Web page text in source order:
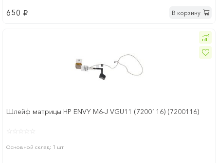
650 p В корзину
Шлейф матрицы HP ENVY M6-J VGU11 (7200116) (7200116)
Основной склад: 1 шт